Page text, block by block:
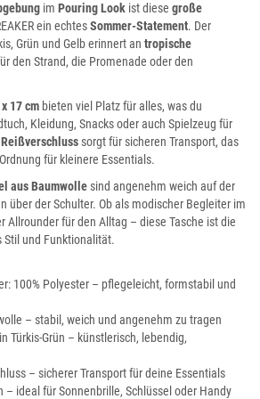
im Pouring Look ist diese große
ein echtesSommer-Statement. Der
Grün und Gelb erinnert an tropische
den Strand, die Promenade oder den
17 cm bieten viel Platz für alles, was du
Kleidung, Snacks oder auch Spielzeug für
Reißverschluss sorgt für sicheren Transport, das
für kleinere Essentials.
aus Baumwolle sind angenehm weich auf der
über der Schulter. Ob als modischer Begleiter im
Allrounder für den Alltag – diese Tasche ist die
und Funktionalität.
100% Polyester – pflegeleicht, formstabil und
– stabil, weich und angenehm zu tragen
Türkis-Grün – künstlerisch, lebendig,
– sicherer Transport für deine Essentials
– ideal für Sonnenbrille, Schlüssel oder Handy